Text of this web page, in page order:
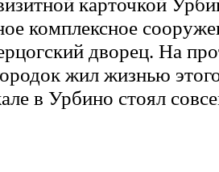
комплексное
дворец. На
жил жизнью
в Урбино стоял